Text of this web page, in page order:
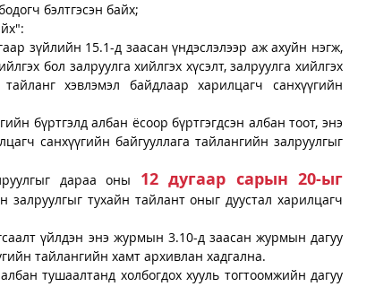
бэлтгэсэн байх;
зүйлийн 15.1-д заасан үндэслэлээр аж ахуйн нэгж,
бол залруулга хийлгэх хүсэлт, залруулга хийлгэх
хэвлэмэл байдлаар харилцагч санхүүгийн
бүртгэлд албан ёсоор бүртгэгдсэн албан тоот, энэ
санхүүгийн байгууллага тайлангийн залруулгыг
дараа оны 12 дугаар сарын 20-ыг
залруулгыг тухайн тайлант оныг дуустал харилцагч
үйлдэн энэ журмын 3.10-д заасан журмын дагуу
тайлангийн хамт архивлан хадгална.
тушаалтанд холбогдох хууль тогтоомжийн дагуу